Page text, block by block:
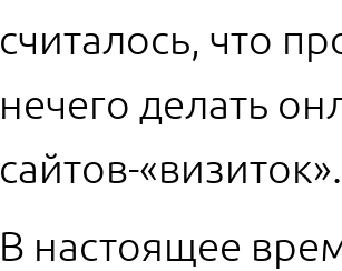
считалось, что
нечего делать
сайтов-«визиток».
В настоящее